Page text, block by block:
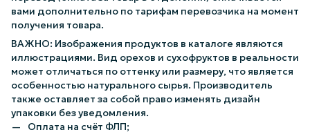
вами дополнительно по тарифам перевозчика на момент
получения товара.
ВАЖНО: Изображения продуктов в каталоге являются
иллюстрациями. Вид орехов и сухофруктов в реальности
может отличаться по оттенку или размеру, что является
особенностью натурального сырья. Производитель
также оставляет за собой право изменять дизайн
упаковки без уведомления.
Оплата на счёт ФЛП;